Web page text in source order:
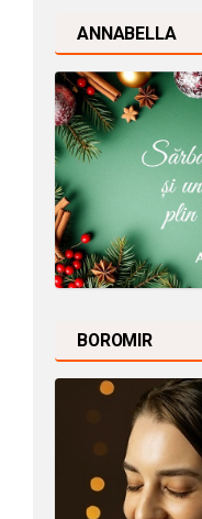
ANNABELLA
BOROMIR